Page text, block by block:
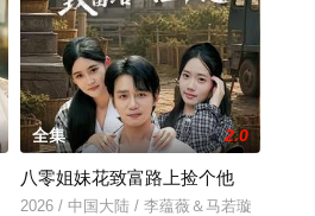
全集 2.0
八零姐妹花致富路上捡个他
2026 / 中国大陆 / 李蕴薇＆马若璇